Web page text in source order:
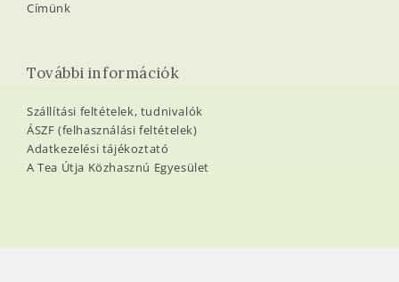
Címünk
További információk
Szállítási feltételek, tudnivalók
ÁSZF (felhasználási feltételek)
Adatkezelési tájékoztató
A Tea Útja Közhasznú Egyesület